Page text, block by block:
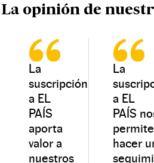
La opinión de
La
suscripción
a EL
PAÍS
aporta
valor a
nuestros
La
a EL
PAÍS
permite
hacer